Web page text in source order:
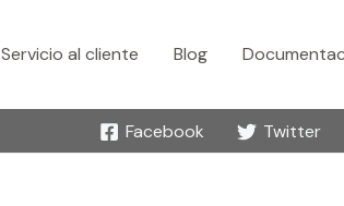
Servicio al cliente Blog
Facebook Twitter